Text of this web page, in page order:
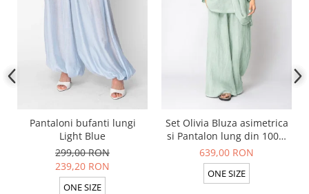
Pantaloni bufanti lungi
Light Blue
299,00 RON
239,20 RON
ONE SIZE
Set Olivia Bluza asimetrica
si Pantalon lung din 100%
in Light Olive
639,00 RON
ONE SIZE